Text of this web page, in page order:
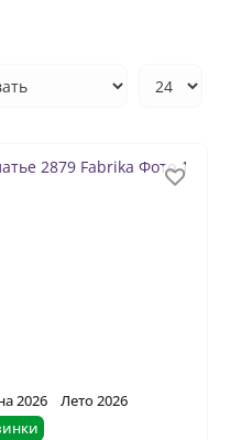
2026
Лето 2026